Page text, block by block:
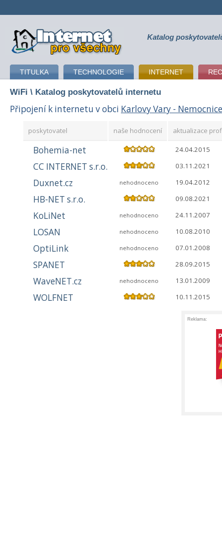
připojení k internetu Katalog
TITULKA TECHNOLOGIE INTERNET
WiFi \ Katalog poskytovatelů internetu
Připojení k internetu v obci Karlovy Vary - Nemocnice
poskytovatel naše hodnocení aktualizace
Bohemia-net 24.04.2015
CC INTERNET s.r.o. 03.11.2021
Duxnet.cz nehodnoceno 19.04.2012
HB-NET s.r.o. 09.08.2021
KoLiNet nehodnoceno 24.11.2007
LOSAN nehodnoceno 10.08.2010
OptiLink nehodnoceno 07.01.2008
SPANET 28.09.2015
WaveNET.cz nehodnoceno 13.01.2009
WOLFNET 10.11.2015
Reklama: